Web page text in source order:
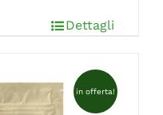
Dettagli
in offerta!